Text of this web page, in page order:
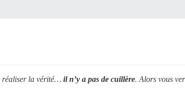
réaliser la vérité… il n’y a pas de cuillère. Alors vous